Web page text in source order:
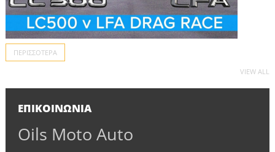
ΠΕΡΙΣΣΌΤΕΡΑ
VIEW ALL
ΕΠΙΚΟΙΝΩΝΊΑ
Oils Moto Auto